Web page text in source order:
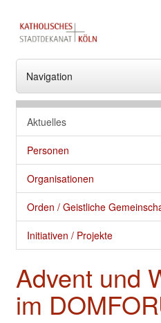
Navigation
??? NavText ???
??? NavText ???
Stadtkirche
Kirche vor Ort
Seelsorge und gute Dienste
Kultur
Valentinstage
Aktuelles
Personen
Organisationen
Orden / Geistliche
Initiativen / Projekte
Advent und
im